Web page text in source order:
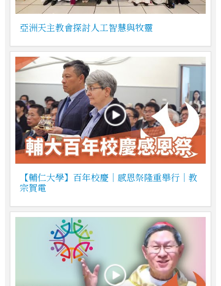
亞洲天主教會探討人工智慧與牧靈
【輔仁大學】百年校慶｜感恩祭隆重舉行｜教
宗賀電